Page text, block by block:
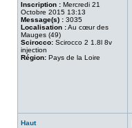
Inscription : Mercredi 21
Octobre 2015 13:13
Message(s) : 3035
Localisation :Au cœur des
Mauges (49)
Scirocco: Scirocco 2 1.8l 8v
injection
Région: Pays de la Loire
Haut